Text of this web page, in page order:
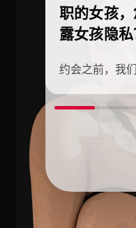
职的女孩
露女孩隐私
约会之前，我